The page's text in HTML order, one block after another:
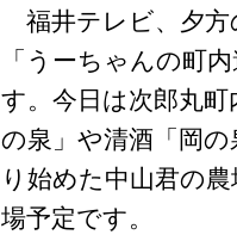
福井テレビ、夕方
「うーちゃんの町
す。今日は次郎丸
の泉」や清酒「岡
り始めた中山君の
場予定です。